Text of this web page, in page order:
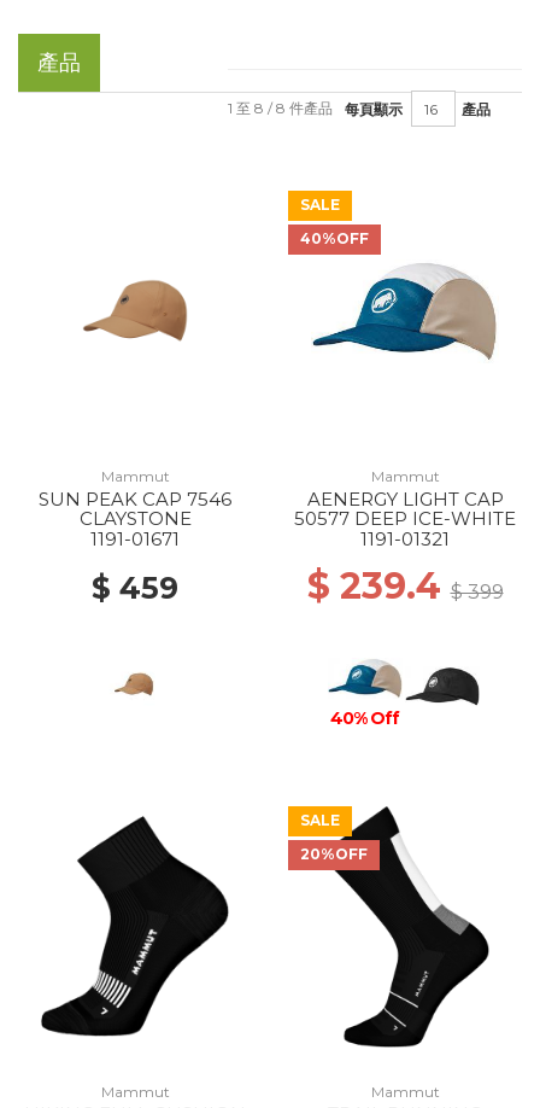
產品
每頁顯示 產品
1 至 8 / 8 件產品
Mammut
SUN PEAK CAP 7546
CLAYSTONE
1191-01671
$ 459
SALE
40%OFF
Mammut
AENERGY LIGHT CAP
50577 DEEP ICE-WHITE
1191-01321
$ 239.4$ 399
40% Off
Mammut
SALE
20%OFF
Mammut